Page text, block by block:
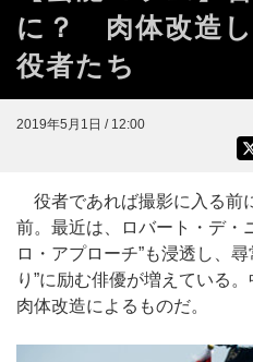
に？ 肉体改造
役者たち
2019年5月1日 / 12:00
役者であれば撮影に入る前
前。最近は、ロバート・デ・
ロ・アプローチ”も浸透し、
り”に励む俳優が増えている
肉体改造によるものだ。